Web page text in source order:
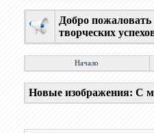
Добро
творческих
Начало
Новые изображения: С